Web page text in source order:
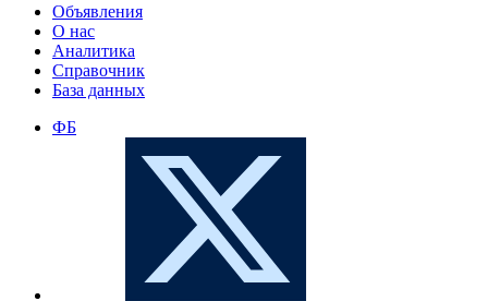
Объявления
О нас
Аналитика
Справочник
База данных
ФБ